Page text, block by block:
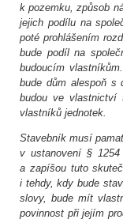
k pozemku, způsob
jejich podílu na
poté prohlášením
bude podíl na
budoucím
bude dům alespoň s
budou ve vlastnictví
vlastníků jednotek.
Stavebník musí
v ustanovení §
a zapíšou tuto
i tehdy, kdy bude
slovy, bude mít
povinnost při jejím